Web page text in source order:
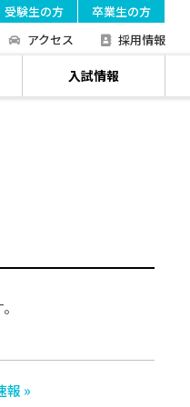
受験生の方
卒業生の方
アクセス 採用情報
入試情報
報 »